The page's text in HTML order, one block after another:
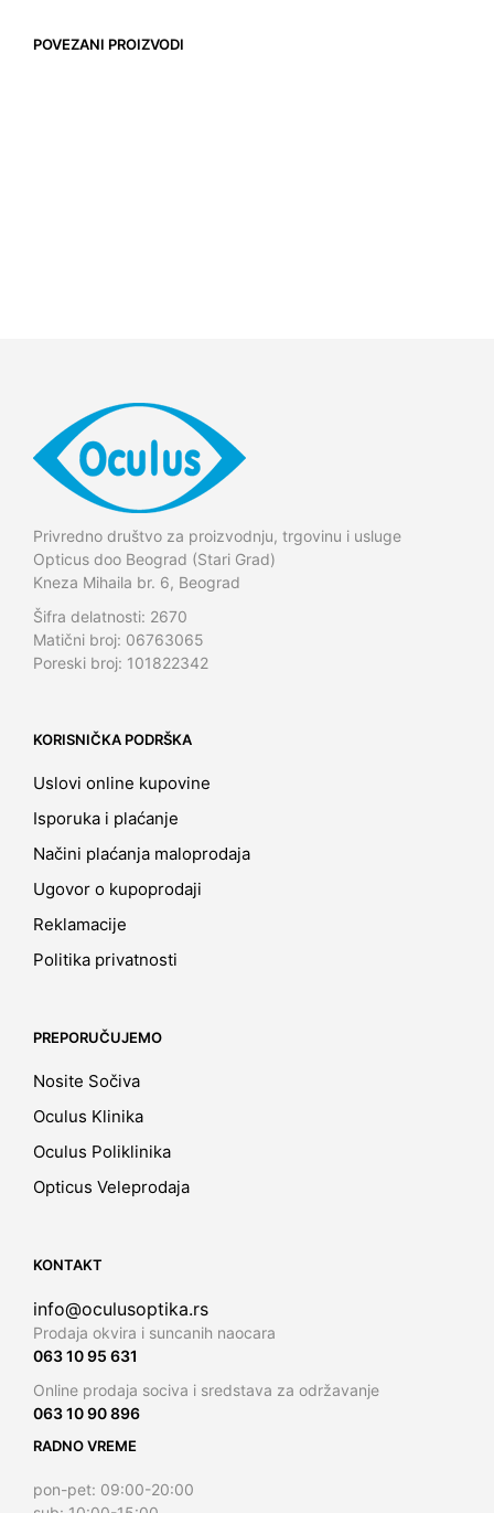
POVEZANI PROIZVODI
Privredno društvo za proizvodnju, trgovinu i usluge
Opticus doo Beograd (Stari Grad)
Kneza Mihaila br. 6, Beograd
Šifra delatnosti: 2670
Matični broj: 06763065
Poreski broj: 101822342
KORISNIČKA PODRŠKA
Uslovi online kupovine
Isporuka i plaćanje
Načini plaćanja maloprodaja
Ugovor o kupoprodaji
Reklamacije
Politika privatnosti
PREPORUČUJEMO
Nosite Sočiva
Oculus Klinika
Oculus Poliklinika
Opticus Veleprodaja
KONTAKT
info@oculusoptika.rs
Prodaja okvira i suncanih naocara
063 10 95 631
Online prodaja sociva i sredstava za održavanje
063 10 90 896
RADNO VREME
pon-pet: 09:00-20:00